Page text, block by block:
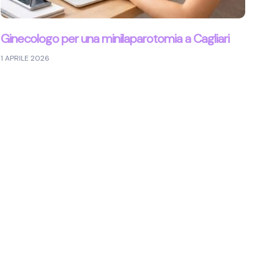
Ginecologo per una minilaparotomia a Cagliari
1 APRILE 2026